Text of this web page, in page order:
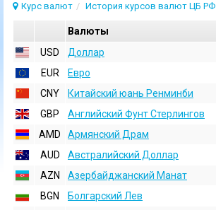
Курс валют История курсов валют ЦБ РФ
Валюты
USD
Доллар
EUR
Евро
CNY
Китайский юань Ренминби
GBP
Английский Фунт Стерлингов
AMD
Армянский Драм
AUD
Австралийский Доллар
AZN
Азербайджанский Манат
BGN
Болгарский Лев